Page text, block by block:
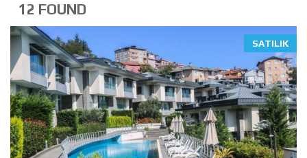
12 FOUND
SATILIK